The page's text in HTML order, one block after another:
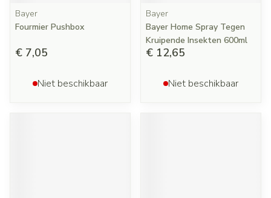
Bayer
Fourmier Pushbox
€ 7,05
Niet beschikbaar
Bayer
Bayer Home Spray Tegen
Kruipende Insekten 600ml
€ 12,65
Niet beschikbaar